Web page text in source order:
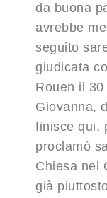
da buona
avrebbe
seguito
giudicata
Rouen il 30
Giovanna,
finisce qui,
proclamò
Chiesa nel
già